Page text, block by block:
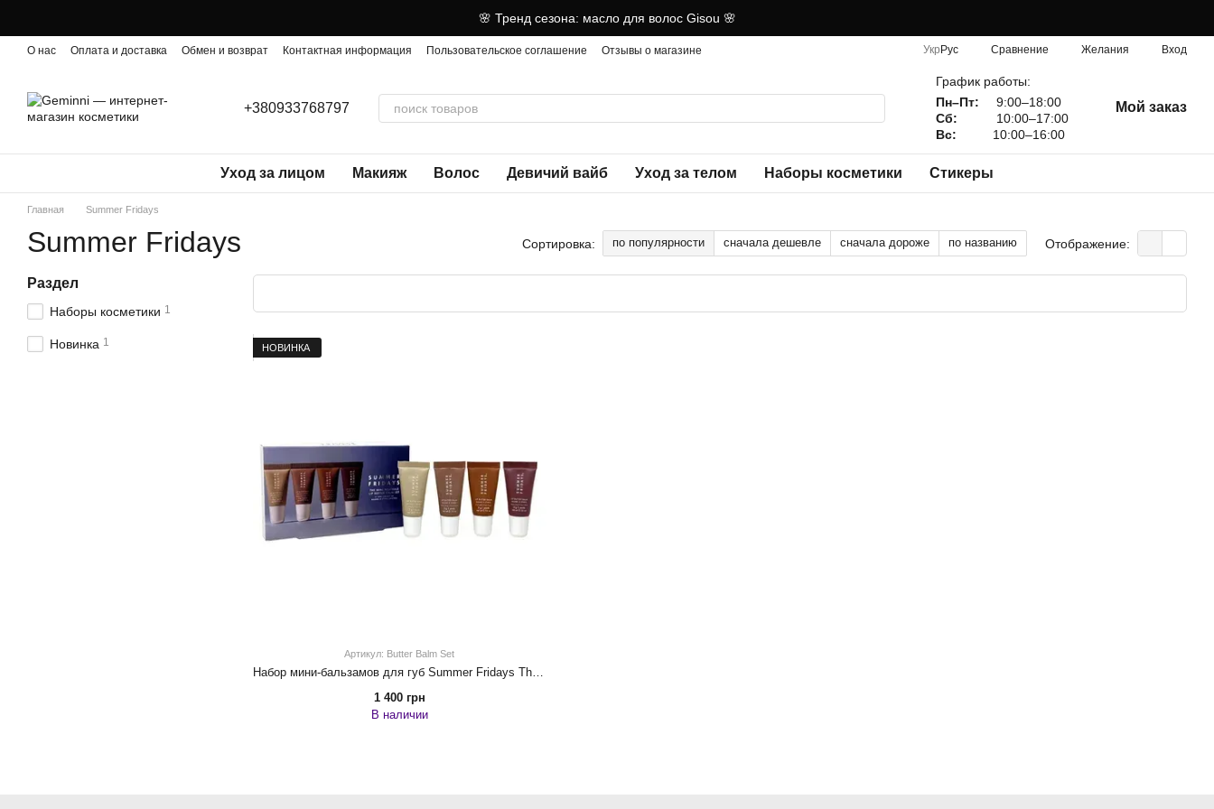
🌸 Тренд сезона: масло для волос Gisou 🌸
О нас Оплата и доставка Обмен и возврат Контактная информация Пользовательское соглашение Отзывы о магазине Укр Рус Сравнение Желания Вход
+380933768797
График работы:
Пн–Пт:
9:00–18:00
Сб:
10:00–17:00
Вс:
10:00–16:00
Мой заказ
Уход за лицом Макияж Волос Девичий вайб Уход за телом Наборы косметики Стикеры
Главная Summer Fridays
Summer Fridays Сортировка: по популярности сначала дешевле сначала дороже по названию Отображение:
НОВИНКА
Артикул: Butter Balm Set
1 400 грн
В наличии
Раздел
Наборы косметики 1
Новинка 1